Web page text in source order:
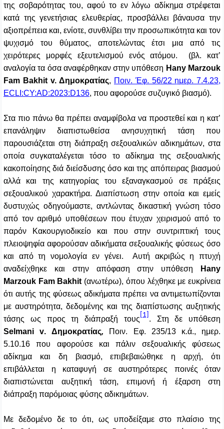
της σοβαρότητας του, αφού το εν λόγω αδίκημα στρέφεται
κατά της γενετήσιας ελευθερίας, προσβάλλει βάναυσα την
αξιοπρέπεια και, ενίοτε, συνθλίβει την προσωπικότητα και τον
ψυχισμό του θύματος, αποτελώντας έτσι μια από τις
χειρότερες μορφές εξευτελισμού ενός ατόμου. (βλ. κατ’
αναλογία τα όσα αναφέρθηκαν στην υπόθεση Hany Marzouk
Fam Bakhit v. Δημοκρατίας, Ποιν. Έφ. 56/22 ημερ. 7.4.23,
ECLI:CY:AD:2023:D136, που αφορούσε συζυγικό βιασμό).
Στα πιο πάνω θα πρέπει αναμφίβολα να προστεθεί και η κατ’
επανάληψιν διαπιστωθείσα ανησυχητική τάση που
παρουσιάζεται στη διάπραξη σεξουαλικών αδικημάτων, στα
οποία συγκαταλέγεται τόσο το αδίκημα της σεξουαλικής
κακοποίησης διά διείσδυσης όσο και της απόπειρας βιασμού
αλλά και της κατηγορίας του εξαναγκασμού σε πράξεις
σεξουαλικού χαρακτήρα. Διαπίστωση στην οποία και εμείς
δυστυχώς οδηγούμαστε, αντλώντας δικαστική γνώση τόσο
από τον αριθμό υποθέσεων που έτυχαν χειρισμού από το
παρόν Κακουργιοδικείο και που στην συντριπτική τους
πλειοψηφία αφορούσαν αδικήματα σεξουαλικής φύσεως όσο
και από τη νομολογία εν γένει. Αυτή ακριβώς η πτυχή
αναδείχθηκε και στην απόφαση στην υπόθεση
Hany
Marzouk Fam Bakhit (ανωτέρω), όπου λέχθηκε με ευκρίνεια
ότι αυτής της φύσεως αδικήματα πρέπει να αντιμετωπίζονται
με αυστηρότητα, δεδομένης και της διαπίστωσης αυξητικής
τάσης ως προς τη διάπραξή τους [1] . Στη δε υπόθεση
Selmani
v. Δημοκρατίας, Ποιν. Εφ. 235/13 κ.ά., ημερ.
5.10.16 που αφορούσε και πάλιν σεξουαλικής φύσεως
αδίκημα και δη βιασμό, επιβεβαιώθηκε η αρχή, ότι
επιβάλλεται η καταφυγή σε αυστηρότερες ποινές όταν
διαπιστώνεται αυξητική τάση, επιμονή ή έξαρση στη
διάπραξη παρόμοιας φύσης αδικημάτων.
Με δεδομένο δε το ότι, ως υποδείξαμε στο πλαίσιο της